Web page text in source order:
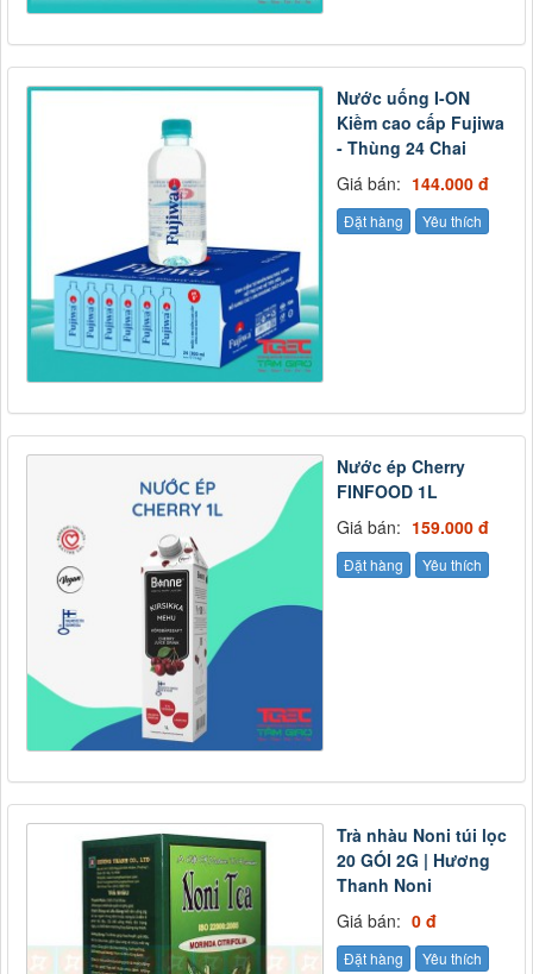
Nước uống I-ON
Kiềm cao cấp Fujiwa
- Thùng 24 Chai
Giá bán: 144.000 đ
Đặt hàng Yêu thích
Nước ép Cherry
FINFOOD 1L
Giá bán: 159.000 đ
Đặt hàng Yêu thích
Trà nhàu Noni túi lọc
20 GÓI 2G | Hương
Thanh Noni
Giá bán: 0 đ
Đặt hàng Yêu thích